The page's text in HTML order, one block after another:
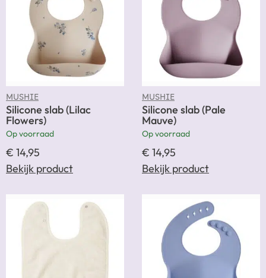
MUSHIE
Silicone slab (Lilac
Flowers)
Op voorraad
€ 14,95
Bekijk product
MUSHIE
Silicone slab (Pale
Mauve)
Op voorraad
€ 14,95
Bekijk product